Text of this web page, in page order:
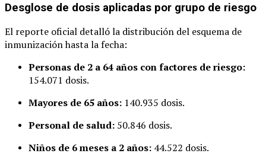
Desglose de dosis aplicadas por grupo de riesgo
El reporte oficial detalló la distribución del esquema de
inmunización hasta la fecha:
Personas de 2 a 64 años con factores de riesgo:
154.071 dosis.
Mayores de 65 años: 140.935 dosis.
Personal de salud: 50.846 dosis.
Niños de 6 meses a 2 años: 44.522 dosis.